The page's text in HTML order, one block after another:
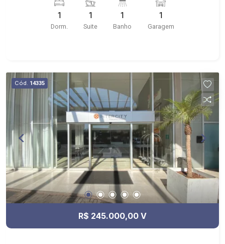
com armários; - Sacada; - Condomínio com
elevador, portaria 24h, churrasqueira e salão de
festas; - Próximo a UNIP, Parque das Artes,
1
Dorm.
1
Suite
1
Banho
1
Garagem
Cód. 14335
R$ 245.000,00 V